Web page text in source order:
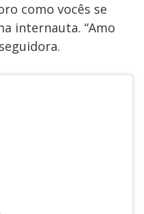
como vocês se
internauta. “Amo